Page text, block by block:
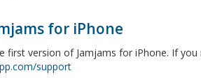
for iPhone
first version of Jamjams for iPhone. If you
support